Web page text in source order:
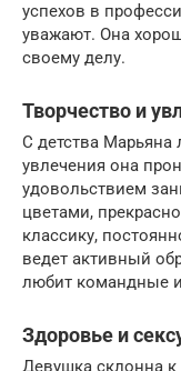
успехов в
уважают. Она
своему делу.
Творчество и
С детства Марьяна
увлечения она
удовольствием
цветами,
классику,
ведет активный
любит командные
Здоровье и
Девушка склонна к